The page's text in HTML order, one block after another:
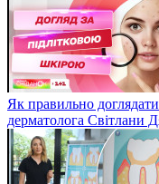
Як правильно
дерматолога Світлани